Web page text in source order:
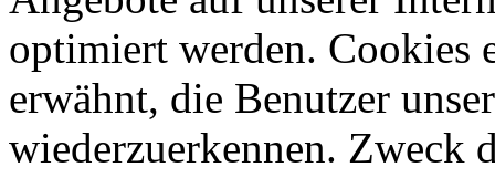
optimiert werden. Cookies
erwähnt, die Benutzer
wiederzuerkennen. Zweck